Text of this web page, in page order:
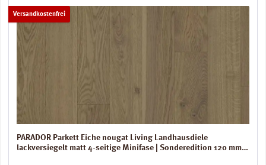
Versandkostenfrei
PARADOR Parkett Eiche nougat Living Landhausdiele
lackversiegelt matt 4-seitige Minifase | Sonderedition 120 mm |